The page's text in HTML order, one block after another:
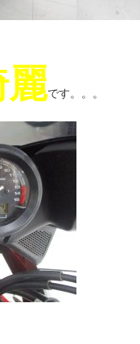
麗です。。。